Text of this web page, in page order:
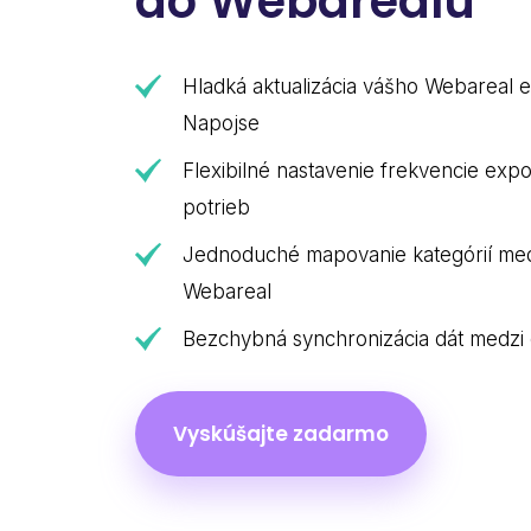
Hladká aktualizácia vášho Webareal
Napojse
Flexibilné nastavenie frekvencie
potrieb
Jednoduché mapovanie kategórií
Webareal
Bezchybná synchronizácia dát medzi
Vyskúšajte zadarmo